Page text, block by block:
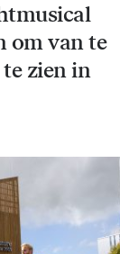
om van te
te zien in